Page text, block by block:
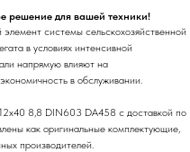
решение для вашей техники!
системы сельскохозяйственной
в условиях интенсивной
напрямую влияют на
в обслуживании.
8,8 DIN603 DA458 с доставкой по
как оригинальные комплектующие,
производителей.